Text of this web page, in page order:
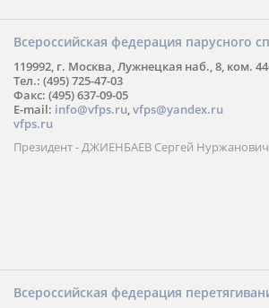
Всероссийская федерация парусного
119992, г. Москва, Лужнецкая наб., 8, ком.
Тел.: (495) 725-47-03
Факс: (495) 637-09-05
E-mail: info@vfps.ru,vfps@yandex.ru
vfps.ru
Президент - ДЖИЕНБАЕВ Сергей Нуржанович
Всероссийская федерация